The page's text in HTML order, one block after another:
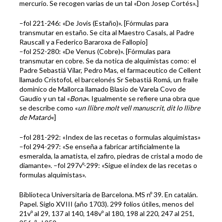
mercurio. Se recogen varias de un tal «Don Josep Cortés».]
–fol 221-246: «De Jovis (Estaño)». [Fórmulas para
transmutar en estaño. Se cita al Maestro Casals, al Padre
Rauscall y a Federico Bararoxa de Fallopio]
–fol 252-280: «De Venus (Cobre)». [Fórmulas para
transmutar en cobre. Se da notica de alquimistas como: el
Padre Sebastiá Vilar, Pedro Mas, el farmaceutico de Cellent
llamado Cristofol, el barcelonés Sr Sebastiá Romá, un fraile
dominico de Mallorca llamado Blasio de Varela Covo de
Gaudio y un tal «Bona«. Igualmente se refiere una obra que
se describe como «un llibre molt vell manuscrit, dit lo llibre
de Mataró«]
–fol 281-292: «Index de las recetas o formulas alquimistas»
–fol 294-297: «Se enseña a fabricar artificialmente la
esmeralda, la amatista, el zafiro, piedras de cristal a modo de
diamante». –fol 297vº-299: «Sigue el index de las recetas o
formulas alquimistas».
Biblioteca Universitaria de Barcelona. MS nº 39. En catalán.
Papel. Siglo XVIII (año 1703). 299 folios útiles, menos del
21vº al 29, 137 al 140, 148vº al 180, 198 al 220, 247 al 251,